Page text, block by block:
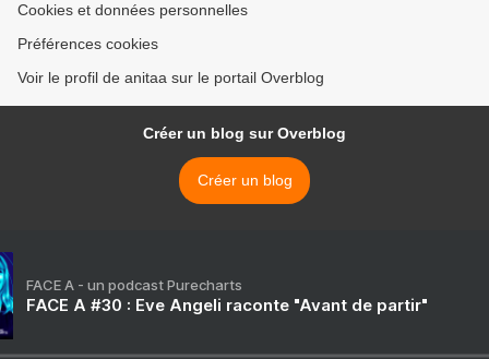
Cookies et données personnelles
Préférences cookies
Voir le profil de anitaa sur le portail Overblog
Créer un blog sur Overblog
Créer un blog
FACE A - un podcast Purecharts
FACE A #30 : Eve Angeli raconte "Avant de partir"